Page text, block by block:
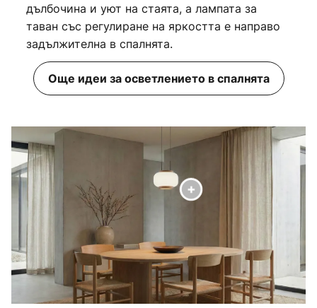
дълбочина и уют на стаята, а лампата за
таван със регулиране на яркостта е направо
задължителна в спалнята.
Още идеи за осветлението в спалнята